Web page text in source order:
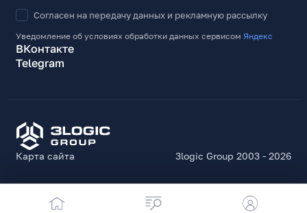
Согласен на передачу данных и рекламную рассылку
Уведомление об условиях обработки данных сервисом Яндекс
ВКонтакте
Telegram
Карта сайта 3logic Group 2003 - 2026